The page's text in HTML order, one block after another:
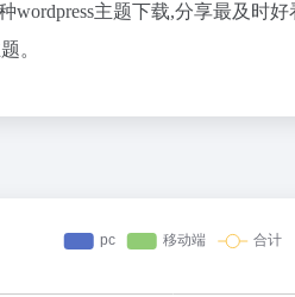
wordpress主题下载,分享最及时好
。